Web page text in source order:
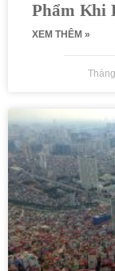
Phẩm Khi
XEM THÊM »